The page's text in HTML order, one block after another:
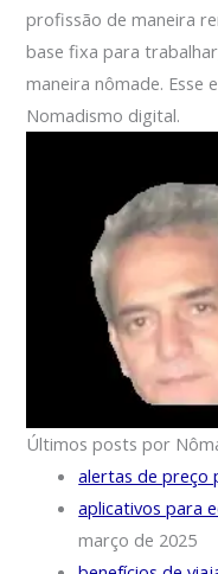
profissão de maneira
base fixa para
maneira nômade. Esse
Nomadismo digital.
Últimos posts por
alertas de preço
aplicativos para
março de 2025